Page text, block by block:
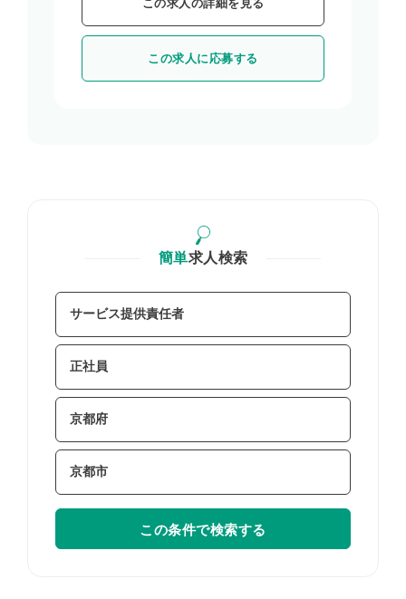
この求人の詳細を見る
この求人に応募する
簡単求人検索
この条件で検索する